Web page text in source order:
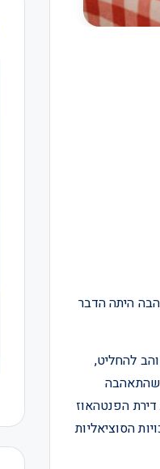
היתה הדבר
להחליט,
שהתאהבה
הפנטהאוז
הסוציאליות